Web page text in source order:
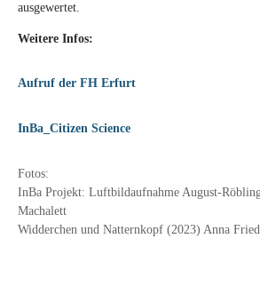
ausgewertet.
Weitere Infos:
Aufruf der FH Erfurt
InBa_Citizen Science
Fotos:
InBa Projekt: Luftbildaufnahme August-
Machalett
Widderchen und Natternkopf (2023) Anna